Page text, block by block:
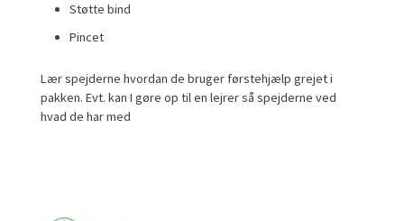
Støtte bind
Pincet
Lær spejderne hvordan de bruger førstehjælp grejet i
pakken. Evt. kan I gøre op til en lejrer så spejderne ved
hvad de har med